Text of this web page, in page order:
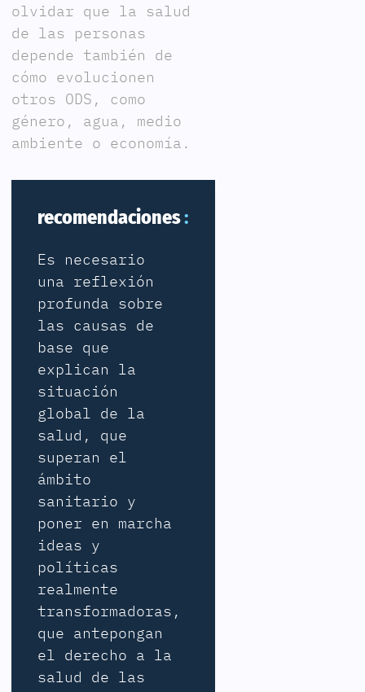
olvidar que la salud
de las personas
depende también de
cómo evolucionen
otros ODS, como
género, agua, medio
ambiente o economía.
recomendaciones
Es necesario
una reflexión
profunda sobre
las causas de
base que
explican la
situación
global de la
salud, que
superan el
ámbito
sanitario y
poner en marcha
ideas y
políticas
realmente
transformadoras,
que antepongan
el derecho a la
salud de las